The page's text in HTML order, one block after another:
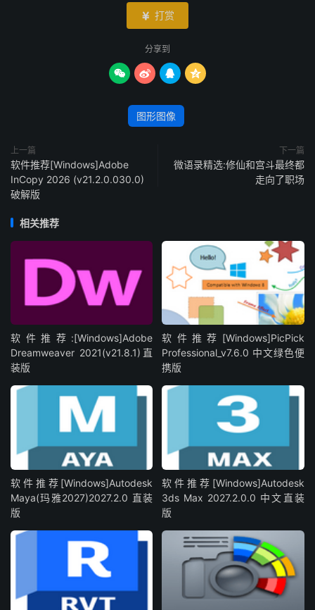
 打赏
分享到
   
图形图像
上一篇
软件推荐[Windows]Adobe
InCopy 2026 (v21.2.0.030.0)
破解版
下一篇
微语录精选:修仙和宫斗最终都
走向了职场
相关推荐
软件推荐:[Windows]Adobe
Dreamweaver 2021(v21.8.1)直
装版
软件推荐[Windows]PicPick
Professional_v7.6.0 中文绿色便
携版
软件推荐[Windows]Autodesk
Maya(玛雅2027)2027.2.0 直装
版
软件推荐[Windows]Autodesk
3ds Max 2027.2.0.0 中文直装
版